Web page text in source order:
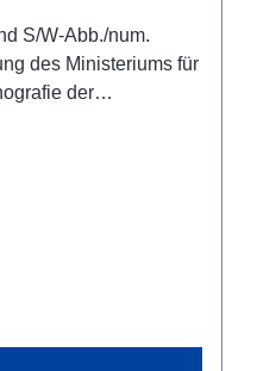
S/W-Abb./num.
des Ministeriums für
der